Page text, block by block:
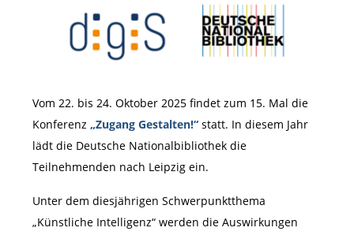
Vom 22. bis 24. Oktober 2025 findet zum 15. Mal die
Konferenz „Zugang Gestalten!“statt. In diesem Jahr
lädt die Deutsche Nationalbibliothek die
Teilnehmenden nach Leipzig ein.
Unter dem diesjährigen Schwerpunktthema
„Künstliche Intelligenz“ werden die Auswirkungen